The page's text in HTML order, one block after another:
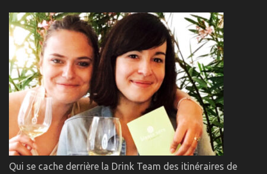
Qui se cache derrière la Drink Team des itinéraires de